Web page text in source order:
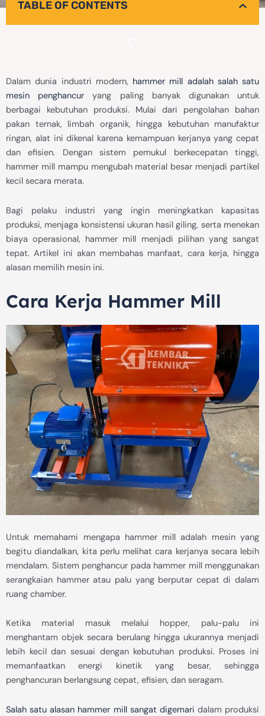
TABLE OF CONTENTS
Dalam dunia industri modern, hammer mill adalah salah satu
mesin penghancur yang paling banyak digunakan untuk
berbagai kebutuhan produksi. Mulai dari pengolahan bahan
pakan ternak, limbah organik, hingga kebutuhan manufaktur
ringan, alat ini dikenal karena kemampuan kerjanya yang cepat
dan efisien. Dengan sistem pemukul berkecepatan tinggi,
hammer mill mampu mengubah material besar menjadi partikel
kecil secara merata.
Bagi pelaku industri yang ingin meningkatkan kapasitas
produksi, menjaga konsistensi ukuran hasil giling, serta menekan
biaya operasional, hammer mill menjadi pilihan yang sangat
tepat. Artikel ini akan membahas manfaat, cara kerja, hingga
alasan memilih mesin ini.
Cara Kerja Hammer Mill
Untuk memahami mengapa hammer mill adalah mesin yang
begitu diandalkan, kita perlu melihat cara kerjanya secara lebih
mendalam. Sistem penghancur pada hammer mill menggunakan
serangkaian hammer atau palu yang berputar cepat di dalam
ruang chamber.
Ketika material masuk melalui hopper, palu-palu ini
menghantam objek secara berulang hingga ukurannya menjadi
lebih kecil dan sesuai dengan kebutuhan produksi. Proses ini
memanfaatkan energi kinetik yang besar, sehingga
penghancuran berlangsung cepat, efisien, dan seragam.
Salah satu alasan hammer mill sangat digemari dalam produksi